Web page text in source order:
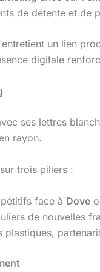
de détente et de
entretient un lien
digitale
ses lettres
rayon.
sur trois piliers :
face à Dove
de nouvelles
plastiques,